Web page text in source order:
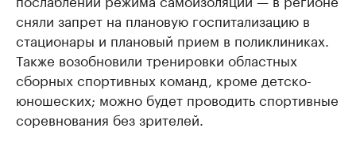
сняли запрет на плановую госпитализацию в
стационары и плановый прием в поликлиниках.
Также возобновили тренировки областных
сборных спортивных команд, кроме детско-
юношеских; можно будет проводить спортивные
соревнования без зрителей.